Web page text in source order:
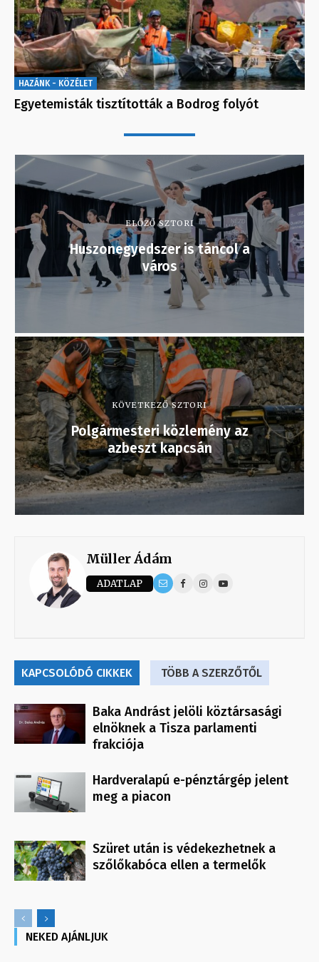
HAZÁNK - KÖZÉLET
Egyetemisták tisztították a Bodrog folyót
ELŐZŐ SZTORI
Huszonegyedszer is táncol a
város
KÖVETKEZŐ SZTORI
Polgármesteri közlemény az
azbeszt kapcsán
Müller Ádám
ADATLAP
KAPCSOLÓDÓ CIKKEK TÖBB A SZERZŐTŐL
Baka Andrást jelöli köztársasági
elnöknek a Tisza parlamenti
frakciója
Hardveralapú e-pénztárgép jelent
meg a piacon
Szüret után is védekezhetnek a
szőlőkabóca ellen a termelők
NEKED AJÁNLJUK